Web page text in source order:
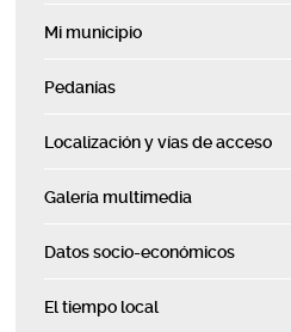
Mi municipio
Pedanías
Localización y vías de acceso
Galería multimedia
Datos socio-económicos
El tiempo local